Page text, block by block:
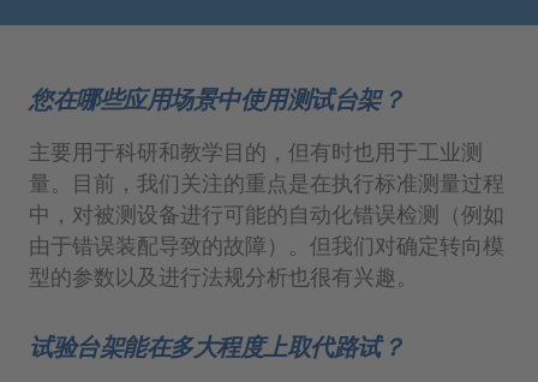
您在哪些应用场景中使用测试台架？
主要用于科研和教学目的，但有时也用于工业测
量。目前，我们关注的重点是在执行标准测量过程
中，对被测设备进行可能的自动化错误检测（例如
由于错误装配导致的故障）。但我们对确定转向模
型的参数以及进行法规分析也很有兴趣。
试验台架能在多大程度上取代路试？